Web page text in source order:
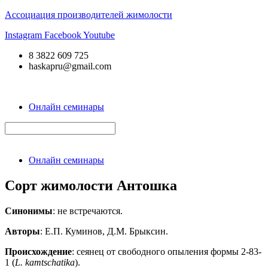
Ассоциация производителей жимолости
Instagram FacebookYoutube
8 3822 609 725
haskapru@gmail.com
Онлайн семинары
Онлайн семинары
Сорт жимолости Антошка
Синонимы: не встречаются.
Авторы: Е.П. Куминов, Д.М. Брыксин.
Происхождение: сеянец от свободного опыления формы 2-83-
1 (L. kamtschatika).